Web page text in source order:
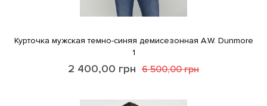
Курточка мужская темно-синяя демисезонная A.W. Dunmore
1
2 400,00 грн 6 500,00грн